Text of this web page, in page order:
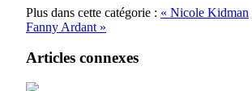
Plus dans cette catégorie : « Nicole Kidman
Fanny Ardant »
Articles connexes